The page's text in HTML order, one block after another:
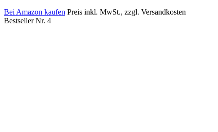
Bei Amazon kaufen Preis inkl. MwSt., zzgl. Versandkosten
Bestseller Nr. 4